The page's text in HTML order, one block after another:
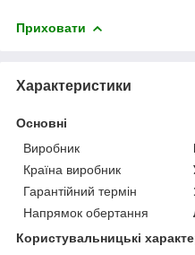
Приховати
Характеристики
Основні
Виробник
Країна виробник
Гарантійний термін
Напрямок обертання
Користувальницькі